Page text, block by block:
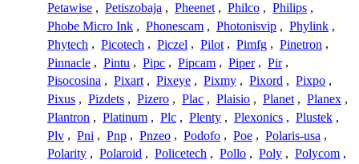
Petawise , Petiszobaja , Pheenet , Philco , Philips ,
Phobe Micro Ink , Phonescam , Photonisvip , Phylink ,
Phytech , Picotech , Piczel , Pilot , Pimfg , Pinetron ,
Pinnacle , Pintu , Pipc , Pipcam , Piper , Pir ,
Pisocosina , Pixart , Pixeye , Pixmy , Pixord , Pixpo ,
Pixus , Pizdets , Pizero , Plac , Plaisio , Planet , Planex ,
Plantron , Platinum , Plc , Plenty , Plexonics , Plustek ,
Plv , Pni , Pnp , Pnzeo , Podofo , Poe , Polaris-usa ,
Polarity , Polaroid , Policetech , Pollo , Poly , Polycom ,